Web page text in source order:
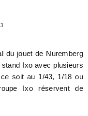
du jouet de Nuremberg
Ixo avec plusieurs
soit au 1/43, 1/18 ou
Ixo réservent de